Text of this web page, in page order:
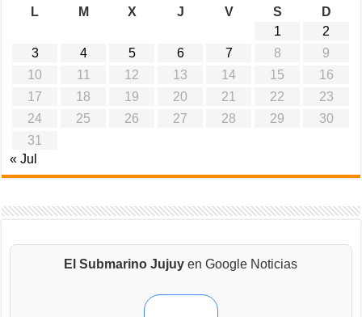
L
M X J V S
D
1
2
3
4 5 6 7 8
9
10
11 12 13 14 15
16
17
18 19 20 21 22
23
24
25 26 27 28 29
30
31
« Jul
El Submarino Jujuy en Google Noticias